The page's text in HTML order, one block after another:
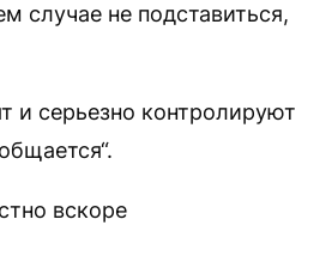
случае не подставиться,
и серьезно контролируют
вскоре